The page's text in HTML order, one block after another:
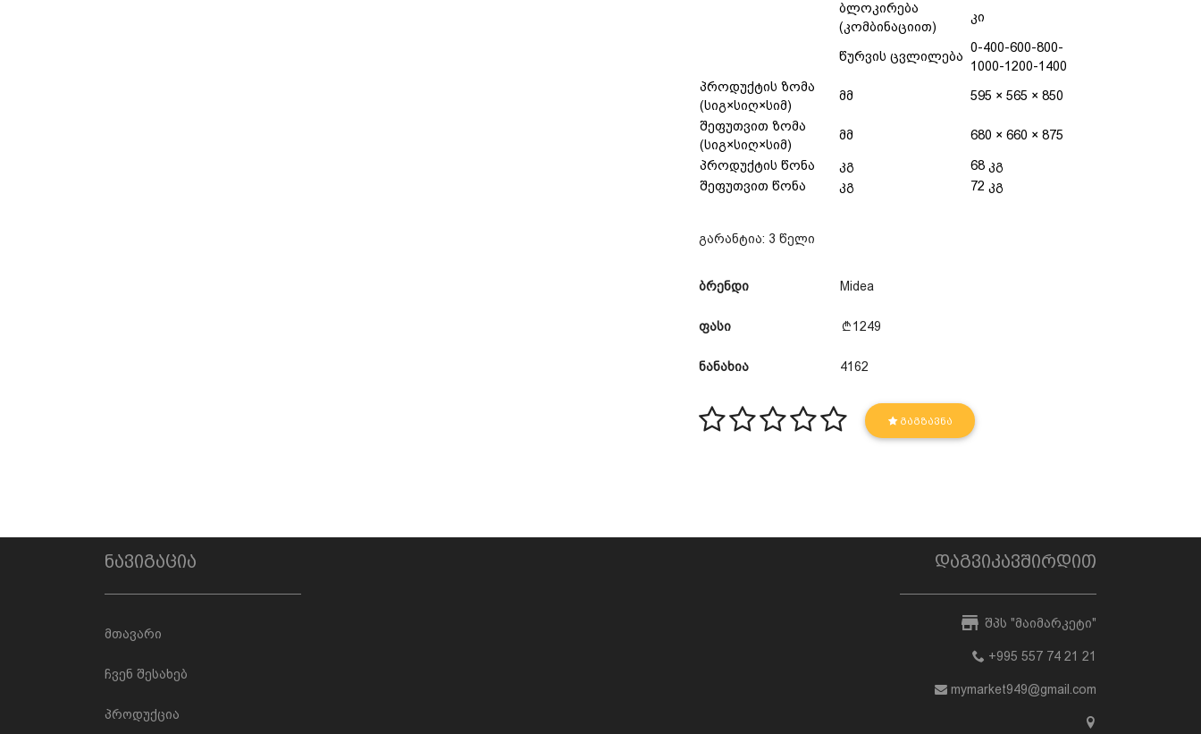
ბლოკირება
(კომბინაციით)
კი
წურვის ცვლილება
0-400-600-800-
1000-1200-1400
პროდუქტის ზომა
(სიგ×სიღ×სიმ)
მმ 595 × 565 × 850
შეფუთვით ზომა
(სიგ×სიღ×სიმ)
მმ 680 × 660 × 875
პროდუქტის წონა კგ
68 კგ
შეფუთვით წონა
კგ 72 კგ
გარანტია: 3 წელი
ბრენდი Midea
ფასი 1249
ნანახია 4162
ᲒᲐᲒᲖᲐᲕᲜᲐ
ნავიგაცია
მთავარი
ჩვენ შესახებ
პროდუქცია
დაგვიკავშირდით
შპს "მაიმარკეტი"
+995 557 74 21 21
mymarket949@gmail.com